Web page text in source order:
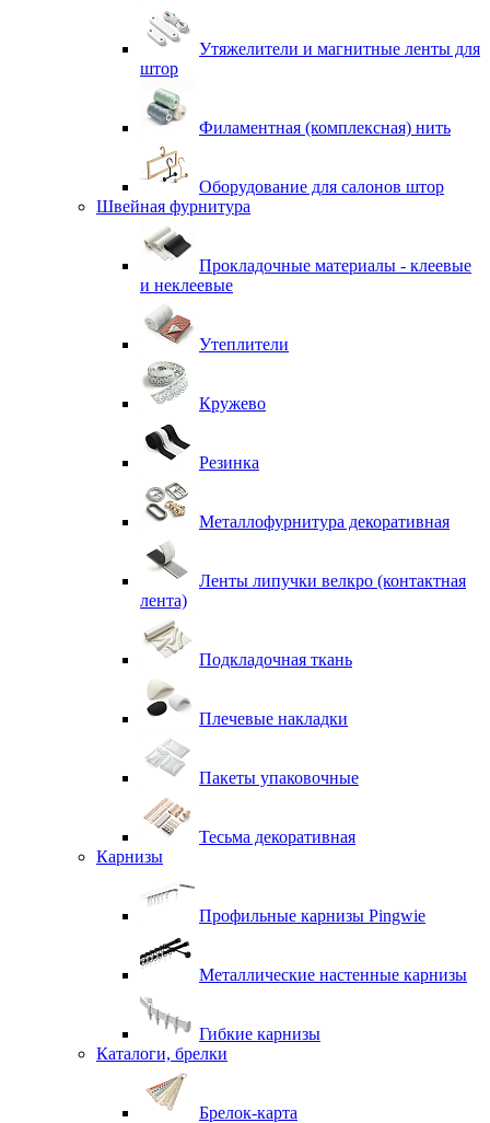
Утяжелители и магнитные ленты для
штор
Филаментная (комплексная) нить
Оборудование для салонов штор
Швейная фурнитура
Прокладочные материалы - клеевые
и неклеевые
Утеплители
Кружево
Резинка
Металлофурнитура декоративная
Ленты липучки велкро (контактная
лента)
Подкладочная ткань
Плечевые накладки
Пакеты упаковочные
Тесьма декоративная
Карнизы
Профильные карнизы Pingwie
Металлические настенные карнизы
Гибкие карнизы
Каталоги, брелки
Брелок-карта